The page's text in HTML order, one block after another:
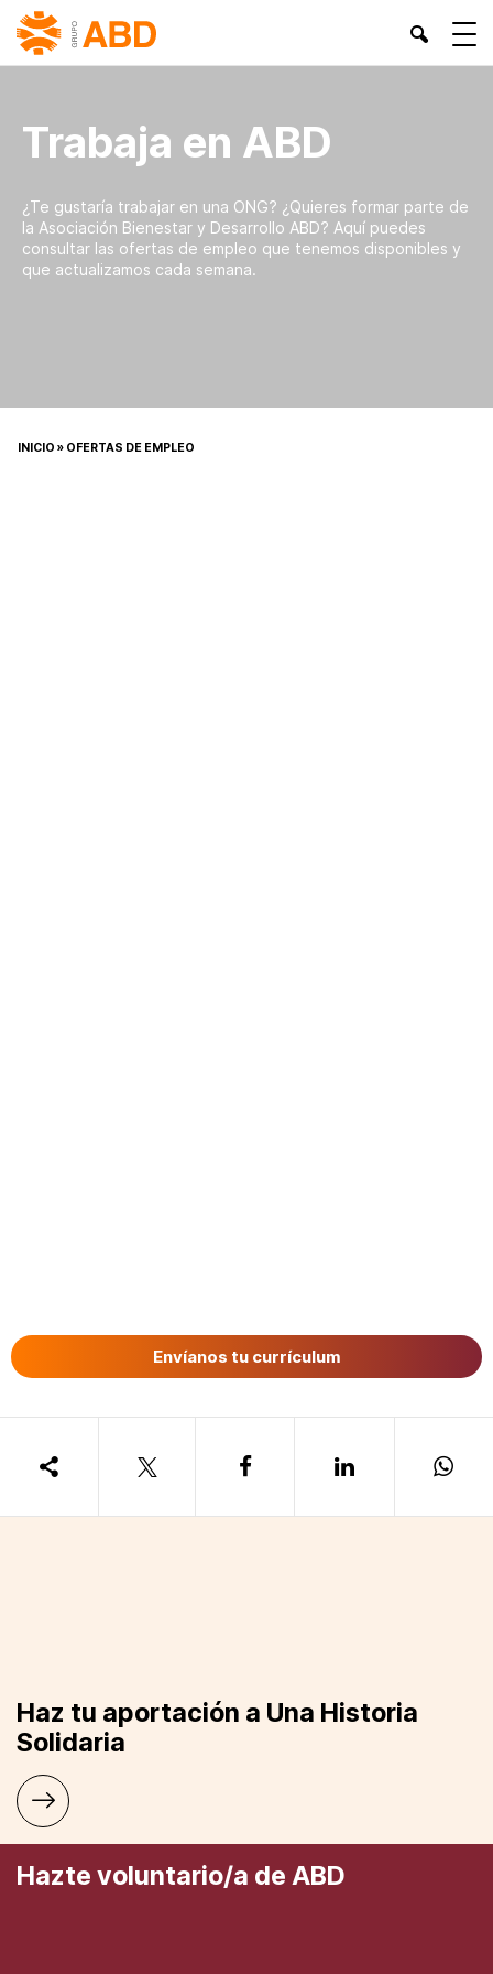
Trabaja en ABD
¿Te gustaría trabajar en una ONG? ¿Quieres formar parte de
la Asociación Bienestar y Desarrollo ABD? Aquí puedes
consultar las ofertas de empleo que tenemos disponibles y
que actualizamos cada semana.
INICIO » OFERTAS DE EMPLEO
Envíanos tu currículum
Haz tu aportación a Una Historia
Solidaria
Hazte voluntario/a de ABD